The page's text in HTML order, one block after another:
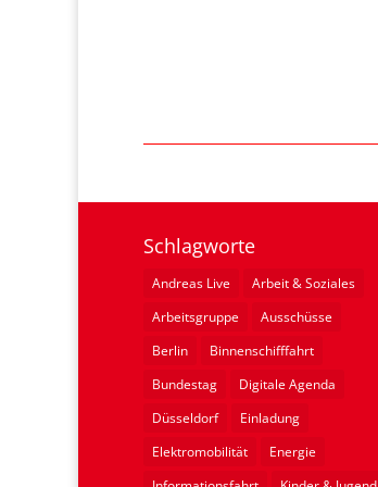
Schlagworte
Andreas Live
Arbeit & Soziales
Arbeitsgruppe
Ausschüsse
Berlin
Binnenschifffahrt
Bundestag
Digitale Agenda
Düsseldorf
Einladung
Elektromobilität
Energie